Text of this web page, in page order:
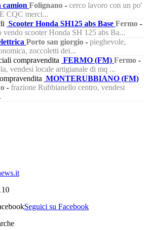
camion Folignano - cerco lavoro con un po'
CQC merci...
Scooter Honda SH125 abs Base Fermo -
vendo scooter Honda SH 125 abs Ba...
Porto san giorgio - pieghevole,
zoccoletti dei...
compravendita FERMO (FM) Fermo -
vendesi locale artigianale di mq ...
MONTERUBBIANO (FM)
- frazione Rubbianello centro, vendesi
Seguici su Facebook